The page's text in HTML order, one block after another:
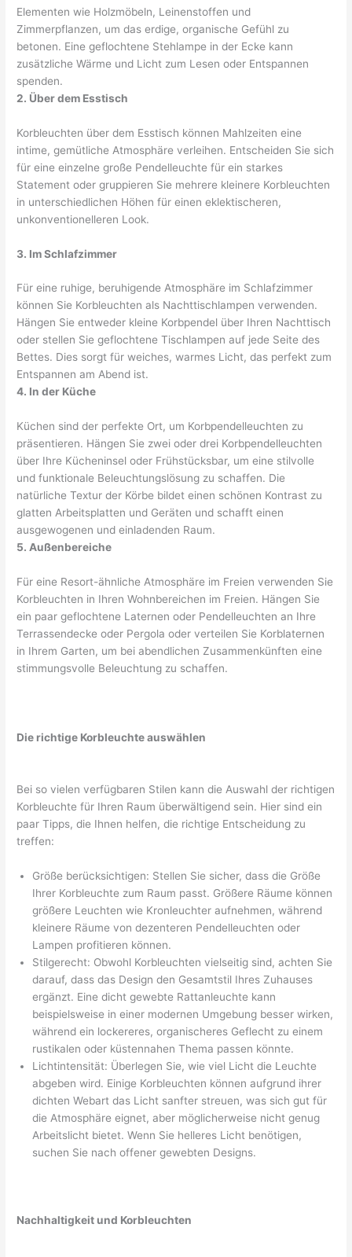
Elementen wie Holzmöbeln, Leinenstoffen und
Zimmerpflanzen, um das erdige, organische Gefühl zu
betonen. Eine geflochtene Stehlampe in der Ecke kann
zusätzliche Wärme und Licht zum Lesen oder Entspannen
spenden.
2. Über dem Esstisch
Korbleuchten über dem Esstisch können Mahlzeiten eine
intime, gemütliche Atmosphäre verleihen. Entscheiden Sie sich
für eine einzelne große Pendelleuchte für ein starkes
Statement oder gruppieren Sie mehrere kleinere Korbleuchten
in unterschiedlichen Höhen für einen eklektischeren,
unkonventionelleren Look.
3. Im Schlafzimmer
Für eine ruhige, beruhigende Atmosphäre im Schlafzimmer
können Sie Korbleuchten als Nachttischlampen verwenden.
Hängen Sie entweder kleine Korbpendel über Ihren Nachttisch
oder stellen Sie geflochtene Tischlampen auf jede Seite des
Bettes. Dies sorgt für weiches, warmes Licht, das perfekt zum
Entspannen am Abend ist.
4. In der Küche
Küchen sind der perfekte Ort, um Korbpendelleuchten zu
präsentieren. Hängen Sie zwei oder drei Korbpendelleuchten
über Ihre Kücheninsel oder Frühstücksbar, um eine stilvolle
und funktionale Beleuchtungslösung zu schaffen. Die
natürliche Textur der Körbe bildet einen schönen Kontrast zu
glatten Arbeitsplatten und Geräten und schafft einen
ausgewogenen und einladenden Raum.
5. Außenbereiche
Für eine Resort-ähnliche Atmosphäre im Freien verwenden Sie
Korbleuchten in Ihren Wohnbereichen im Freien. Hängen Sie
ein paar geflochtene Laternen oder Pendelleuchten an Ihre
Terrassendecke oder Pergola oder verteilen Sie Korblaternen
in Ihrem Garten, um bei abendlichen Zusammenkünften eine
stimmungsvolle Beleuchtung zu schaffen.
Die richtige Korbleuchte auswählen
Bei so vielen verfügbaren Stilen kann die Auswahl der richtigen
Korbleuchte für Ihren Raum überwältigend sein. Hier sind ein
paar Tipps, die Ihnen helfen, die richtige Entscheidung zu
treffen:
Größe berücksichtigen: Stellen Sie sicher, dass die Größe
Ihrer Korbleuchte zum Raum passt. Größere Räume können
größere Leuchten wie Kronleuchter aufnehmen, während
kleinere Räume von dezenteren Pendelleuchten oder
Lampen profitieren können.
Stilgerecht: Obwohl Korbleuchten vielseitig sind, achten Sie
darauf, dass das Design den Gesamtstil Ihres Zuhauses
ergänzt. Eine dicht gewebte Rattanleuchte kann
beispielsweise in einer modernen Umgebung besser wirken,
während ein lockereres, organischeres Geflecht zu einem
rustikalen oder küstennahen Thema passen könnte.
Lichtintensität: Überlegen Sie, wie viel Licht die Leuchte
abgeben wird. Einige Korbleuchten können aufgrund ihrer
dichten Webart das Licht sanfter streuen, was sich gut für
die Atmosphäre eignet, aber möglicherweise nicht genug
Arbeitslicht bietet. Wenn Sie helleres Licht benötigen,
suchen Sie nach offener gewebten Designs.
Nachhaltigkeit und Korbleuchten